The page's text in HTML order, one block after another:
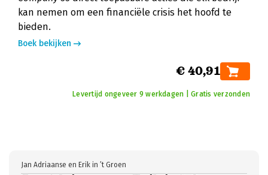
kan nemen om een financiële crisis het hoofd te
bieden.
Boek bekijken
€ 40,91
Levertijd ongeveer 9 werkdagen | Gratis verzonden
Jan Adriaanse en Erik in ’t Groen